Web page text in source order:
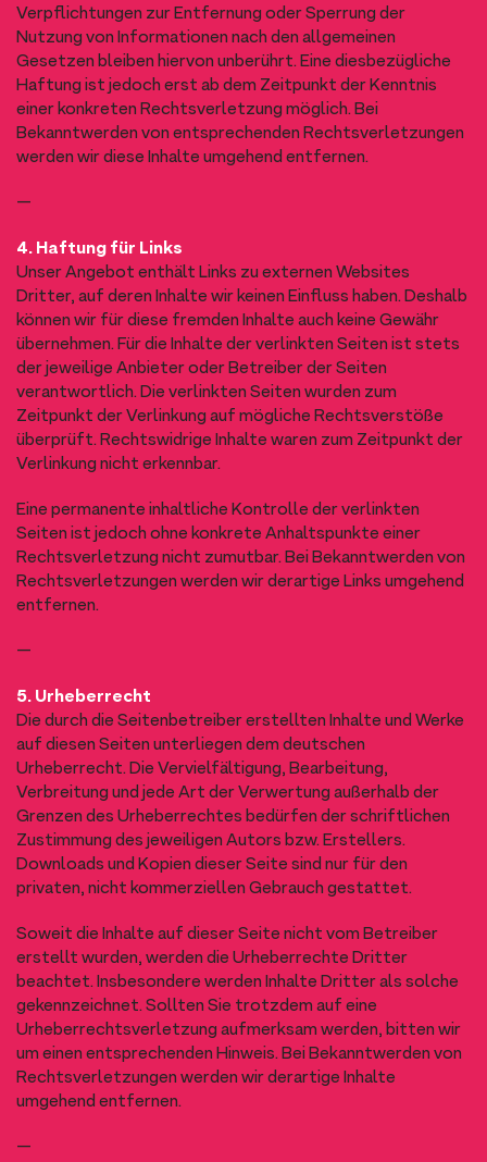
Verpflichtungen zur Entfernung oder Sperrung der
Nutzung von Informationen nach den allgemeinen
Gesetzen bleiben hiervon unberührt. Eine diesbezügliche
Haftung ist jedoch erst ab dem Zeitpunkt der Kenntnis
einer konkreten Rechtsverletzung möglich. Bei
Bekanntwerden von entsprechenden Rechtsverletzungen
werden wir diese Inhalte umgehend entfernen.
—
4. Haftung für Links
Unser Angebot enthält Links zu externen Websites
Dritter, auf deren Inhalte wir keinen Einfluss haben. Deshalb
können wir für diese fremden Inhalte auch keine Gewähr
übernehmen. Für die Inhalte der verlinkten Seiten ist stets
der jeweilige Anbieter oder Betreiber der Seiten
verantwortlich. Die verlinkten Seiten wurden zum
Zeitpunkt der Verlinkung auf mögliche Rechtsverstöße
überprüft. Rechtswidrige Inhalte waren zum Zeitpunkt der
Verlinkung nicht erkennbar.
Eine permanente inhaltliche Kontrolle der verlinkten
Seiten ist jedoch ohne konkrete Anhaltspunkte einer
Rechtsverletzung nicht zumutbar. Bei Bekanntwerden von
Rechtsverletzungen werden wir derartige Links umgehend
entfernen.
—
5. Urheberrecht
Die durch die Seitenbetreiber erstellten Inhalte und Werke
auf diesen Seiten unterliegen dem deutschen
Urheberrecht. Die Vervielfältigung, Bearbeitung,
Verbreitung und jede Art der Verwertung außerhalb der
Grenzen des Urheberrechtes bedürfen der schriftlichen
Zustimmung des jeweiligen Autors bzw. Erstellers.
Downloads und Kopien dieser Seite sind nur für den
privaten, nicht kommerziellen Gebrauch gestattet.
Soweit die Inhalte auf dieser Seite nicht vom Betreiber
erstellt wurden, werden die Urheberrechte Dritter
beachtet. Insbesondere werden Inhalte Dritter als solche
gekennzeichnet. Sollten Sie trotzdem auf eine
Urheberrechtsverletzung aufmerksam werden, bitten wir
um einen entsprechenden Hinweis. Bei Bekanntwerden von
Rechtsverletzungen werden wir derartige Inhalte
umgehend entfernen.
—